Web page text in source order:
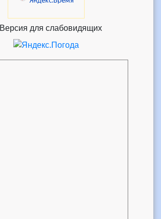
Версия для слабовидящих